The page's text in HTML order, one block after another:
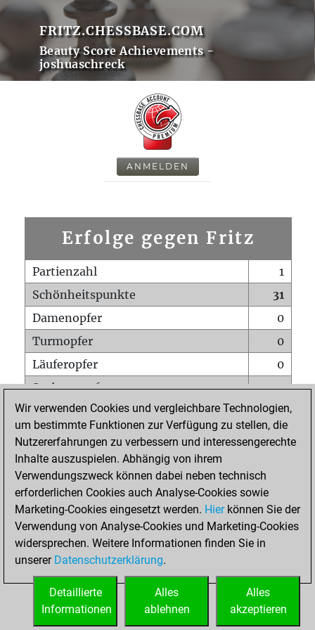
FRITZ.CHESSBASE.COM
Beauty Score Achievements -
joshuaschreck
ANMELDEN
Erfolge gegen Fritz
Partienzahl
1
Schönheitspunkte
31
Damenopfer
0
Turmopfer
0
Läuferopfer
0
Springeropfer
0
Bauernopfer
0
Matt auf vollem Brett
0
Bauer setzt Matt
Erstickte Matts
Unterverwandlungen
0
Türme auf der siebten
0
STARTSEITE
Wir verwenden Cookies und vergleichbare Technologien,
um bestimmte Funktionen zur Verfügung zu stellen, die
Nutzererfahrungen zu verbessern und interessengerechte
Inhalte auszuspielen. Abhängig von ihrem
Verwendungszweck können dabei neben technisch
erforderlichen Cookies auch Analyse-Cookies sowie
Marketing-Cookies eingesetzt werden. Hierkönnen Sie der
Verwendung von Analyse-Cookies und Marketing-Cookies
widersprechen. Weitere Informationen finden Sie in
unserer Datenschutzerklärung.
Alles
akzeptieren
Alles
ablehnen
Detaillierte
Informationen